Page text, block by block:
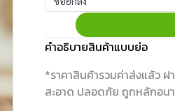
คำอธิบายสินค้าแบบย่อ
*ราคาสินค้ารวมค่าส่งแล้ว
สะอาด ปลอดภัย ถูกหลักอน